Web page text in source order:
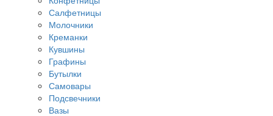
Салфетницы
Молочники
Креманки
Кувшины
Графины
Бутылки
Самовары
Подсвечники
Вазы